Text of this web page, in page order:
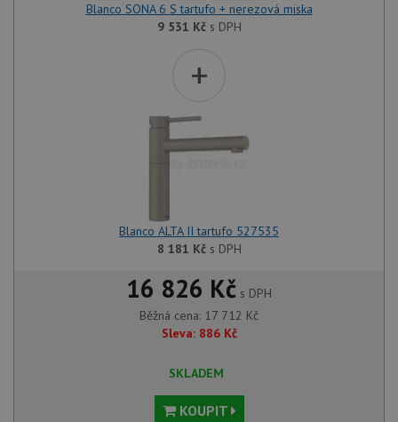
Blanco SONA 6 S tartufo + nerezová miska
9 531 Kčs DPH
+
Blanco ALTA II tartufo 527535
8 181 Kčs DPH
16 826 Kč s DPH
Běžná cena: 17 712 Kč
Sleva: 886 Kč
SKLADEM
KOUPIT